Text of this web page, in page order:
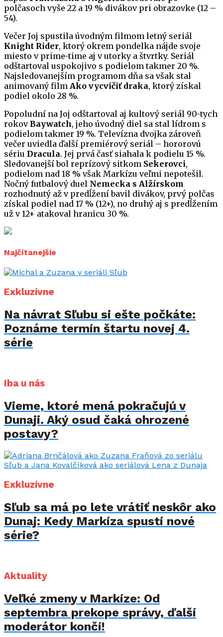
polčasoch vyše 22 a 19 % divákov pri obrazovke (12 –
54).
Večer Joj spustila úvodným filmom letný seriál
Knight Rider, ktorý okrem pondelka nájde svoje
miesto v prime-time aj v utorky a štvrtky. Seriál
odštartoval uspokojivo s podielom takmer 20 %.
Najsledovanejším programom dňa sa však stal
animovaný film Ako vycvičiť draka, ktorý získal
podiel okolo 28 %.
Popoludní na Joj odštartoval aj kultový seriál 90-tych
rokovBaywatch, jeho úvodný diel sa stal lídrom s
podielom takmer 19 %. Televízna dvojka zároveň
večer uviedla ďalší premiérový seriál – hororovú
sériu Dracula. Jej prvá časť siahala k podielu 15 %.
Sledovanejší bol reprízový sitkom Sekerovci,
podielom nad 18 % však Markízu veľmi nepotešil.
Nočný futbalový duel Nemecka s Alžírskom
rozhodnutý až v predĺžení bavil divákov, prvý polčas
získal podiel nad 17 % (12+), no druhý aj s predĺžením
už v 12+ atakoval hranicu 30 %.
Najčítanejšie
Exkluzívne
Na návrat Sľubu si ešte počkáte:
Poznáme termín štartu novej 4.
série
Iba u nás
Vieme, ktoré mená pokračujú v
Dunaji. Aký osud čaká ohrozené
postavy?
Exkluzívne
Sľub sa má po lete vrátiť neskôr ako
Dunaj: Kedy Markíza spustí nové
série?
Aktuality
Veľké zmeny v Markíze: Od
septembra prekope správy, ďalší
moderátor končí!